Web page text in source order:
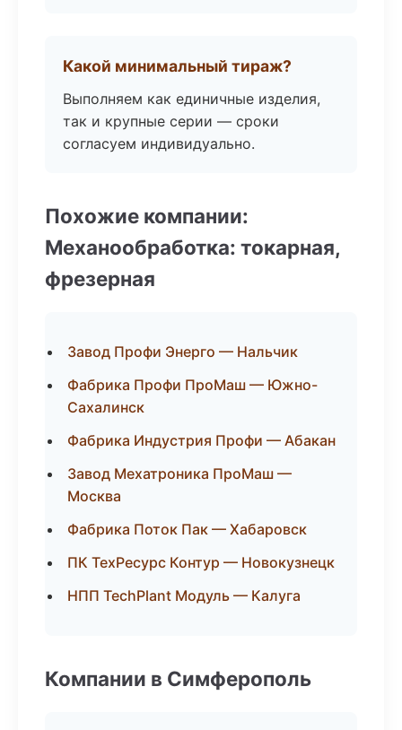
Какой минимальный тираж?
Выполняем как единичные изделия,
так и крупные серии — сроки
согласуем индивидуально.
Похожие компании:
Механообработка: токарная,
фрезерная
Завод Профи Энерго — Нальчик
Фабрика Профи ПроМаш — Южно-
Сахалинск
Фабрика Индустрия Профи — Абакан
Завод Мехатроника ПроМаш —
Москва
Фабрика Поток Пак — Хабаровск
ПК ТехРесурс Контур — Новокузнецк
НПП TechPlant Модуль — Калуга
Компании в Симферополь